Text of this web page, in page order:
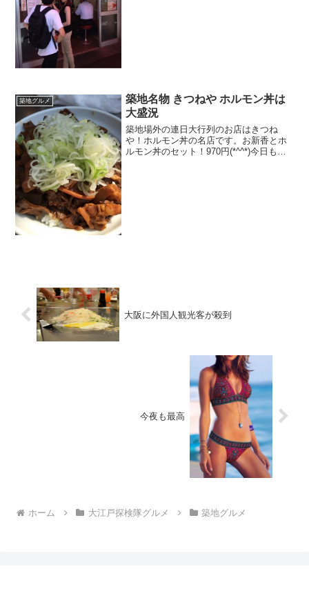
築地グルメ
築地名物 きつねや ホルモン丼は
大盛況
築地場外の連日大行列のお店はきつね
や！ホルモン丼の名店です。お新香とホ
ルモン丼のセット！970円(*^^*)今日も元
大阪に外国人観光客が殺到
今夜も最高
ホーム 大江戸探検隊グルメ 築地グルメ